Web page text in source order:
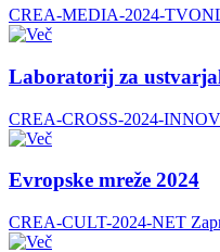
CREA-MEDIA-2024-
Laboratorij za
CREA-CROSS-2024-
Evropske mreže 2024
CREA-CULT-2024-NET